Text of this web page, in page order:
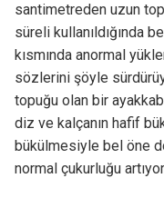
santimetreden uzun
süreli kullanıldığında
kısmında anormal
sözlerini şöyle
topuğu olan bir
diz ve kalçanın hafif
bükülmesiyle bel öne
normal çukurluğu